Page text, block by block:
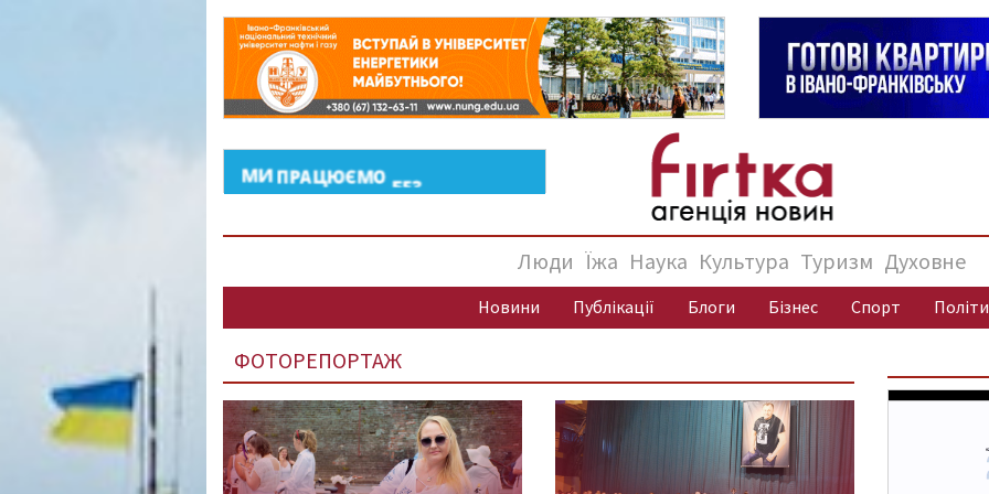
Люди Їжа Наука Культура Туризм Духовне
Новини Публікації Блоги Бізнес Спорт
ФОТОРЕПОРТАЖ